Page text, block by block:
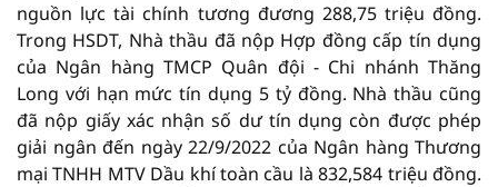
nguồn lực tài chính tương đương 288,75 triệu đồng.
Trong HSDT, Nhà thầu đã nộp Hợp đồng cấp tín dụng
của Ngân hàng TMCP Quân đội - Chi nhánh Thăng
Long với hạn mức tín dụng 5 tỷ đồng. Nhà thầu cũng
đã nộp giấy xác nhận số dư tín dụng còn được phép
giải ngân đến ngày 22/9/2022 của Ngân hàng Thương
mại TNHH MTV Dầu khí toàn cầu là 832,584 triệu đồng.